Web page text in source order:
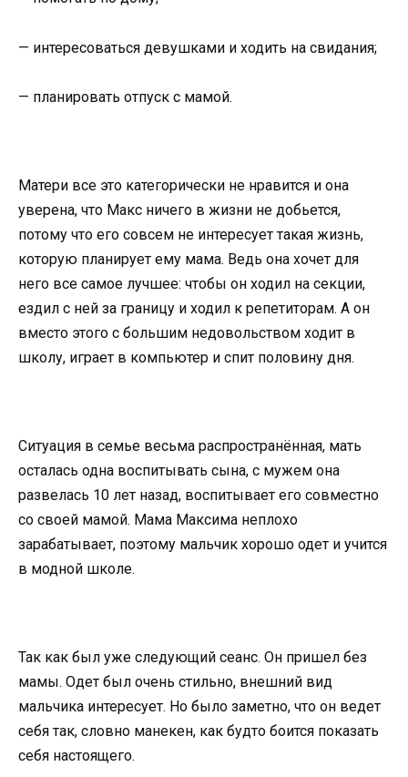
— интересоваться девушками и ходить на свидания;
— планировать отпуск с мамой.
Матери все это категорически не нравится и она
уверена, что Макс ничего в жизни не добьется,
потому что его совсем не интересует такая жизнь,
которую планирует ему мама. Ведь она хочет для
него все самое лучшее: чтобы он ходил на секции,
ездил с ней за границу и ходил к репетиторам. А он
вместо этого с большим недовольством ходит в
школу, играет в компьютер и спит половину дня.
Ситуация в семье весьма распространённая, мать
осталась одна воспитывать сына, с мужем она
развелась 10 лет назад, воспитывает его совместно
со своей мамой. Мама Максима неплохо
зарабатывает, поэтому мальчик хорошо одет и учится
в модной школе.
Так как был уже следующий сеанс. Он пришел без
мамы. Одет был очень стильно, внешний вид
мальчика интересует. Но было заметно, что он ведет
себя так, словно манекен, как будто боится показать
себя настоящего.